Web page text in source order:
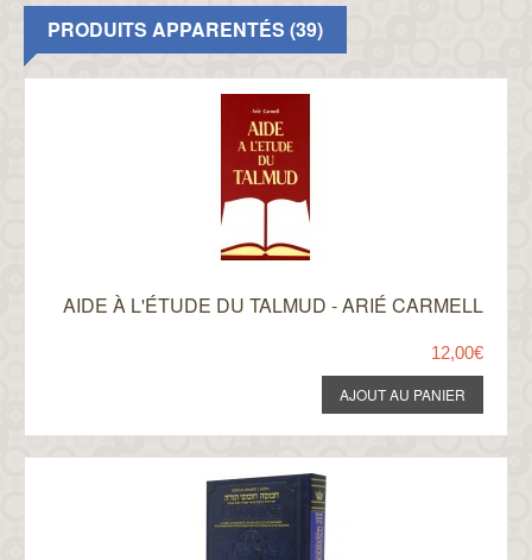
PRODUITS APPARENTÉS (39)
AIDE À L'ÉTUDE DU TALMUD - ARIÉ CARMELL
12,00€